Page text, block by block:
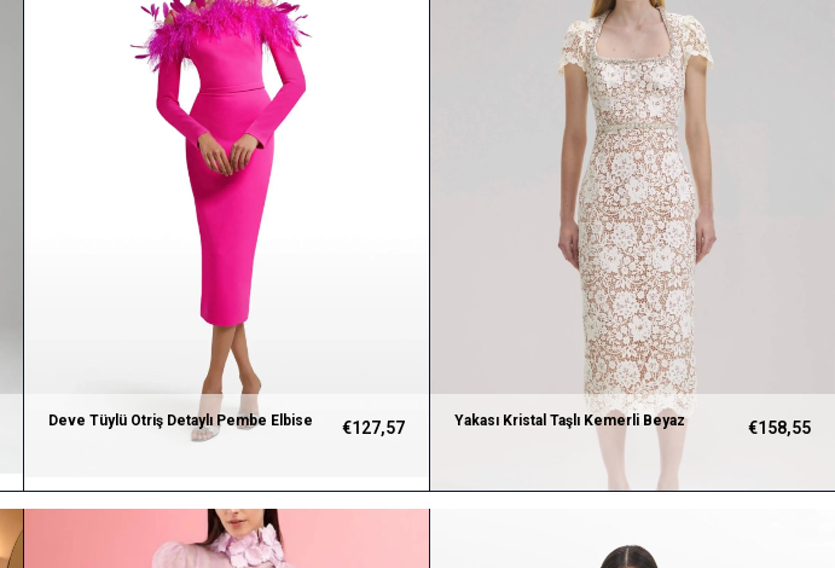
Deve Tüylü Otriş Detaylı Pembe Elbise €127,57
Yakası Kristal Taşlı Kemerli Beyaz
€158,55